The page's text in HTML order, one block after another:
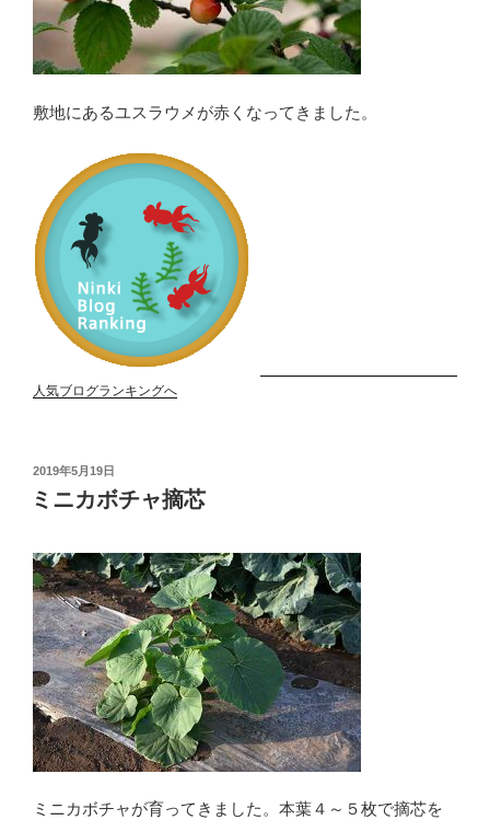
敷地にあるユスラウメが赤くなってきました。
人気ブログランキングへ
投
稿
日:
2019年5月19日
ミニカボチャ摘芯
ミニカボチャが育ってきました。本葉４～５枚で摘芯を